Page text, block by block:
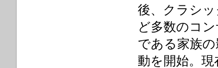
後、クラシ
ど多数のコ
である家族
動を開始。